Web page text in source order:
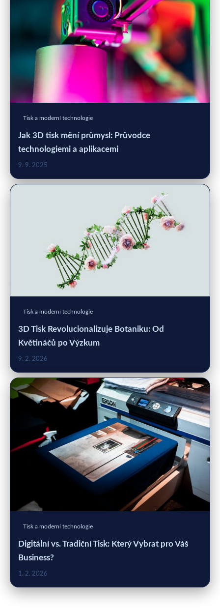
Tisk a moderní technologie
Jak 3D tisk mění průmysl: Průvodce
technologiemi a aplikacemi
9. 9. 2025
Tisk a moderní technologie
3D Tisk Revolucionalizuje Botaniku: Od
Květináčů po Výzkum
9. 2. 2026
Tisk a moderní technologie
Digitální vs. Tradiční Tisk: Který Vybrat pro Váš
Business?
1. 2. 2026